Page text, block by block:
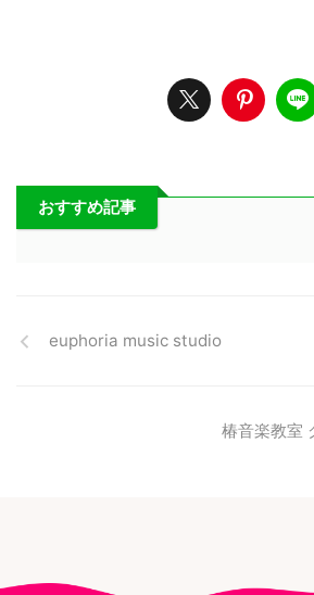
おすすめ記事
euphoria music studio
椿音楽教室